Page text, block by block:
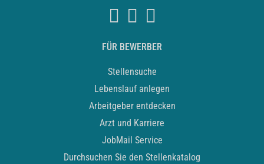
FÜR BEWERBER
Stellensuche
Lebenslauf anlegen
Arbeitgeber entdecken
Arzt und Karriere
JobMail Service
Durchsuchen Sie den Stellenkatalog